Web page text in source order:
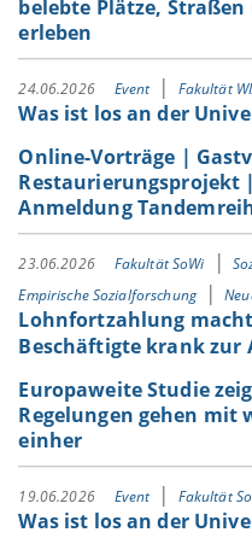
belebte Plätze,
erleben
24.06.2026 Event Fakultät
Was ist los an der
Online-Vorträge |
Restaurierungsprojekt
Anmeldung
23.06.2026 Fakultät SoWi
Empirische Sozialforschung
Lohnfortzahlung
Beschäftigte krank zur
Europaweite Studie
Regelungen gehen mit
einher
19.06.2026 Event Fakultät
Was ist los an der